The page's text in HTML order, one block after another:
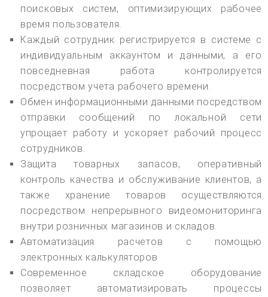
поисковых систем, оптимизирующих рабочее
время пользователя.
Каждый сотрудник регистрируется в системе с
индивидуальным аккаунтом и данными, а его
повседневная работа контролируется
посредством учета рабочего времени.
Обмен информационными данными посредством
отправки сообщений по локальной сети
упрощает работу и ускоряет рабочий процесс
сотрудников.
Защита товарных запасов, оперативный
контроль качества и обслуживание клиентов, а
также хранение товаров осуществляются
посредством непрерывного видеомониторинга
внутри розничных магазинов и складов.
Автоматизация расчетов с помощью
электронных калькуляторов
Современное складское оборудование
позволяет автоматизировать процессы